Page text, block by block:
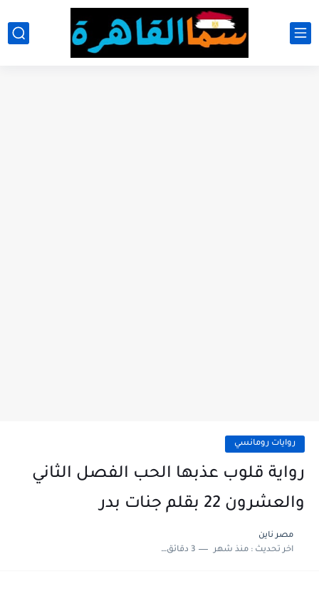
روايات رومانسي
رواية قلوب عذبها الحب الفصل الثاني
والعشرون 22 بقلم جنات بدر
مصر ناين
اخر تحديث :منذ شهر 3 دقائق للقراءة